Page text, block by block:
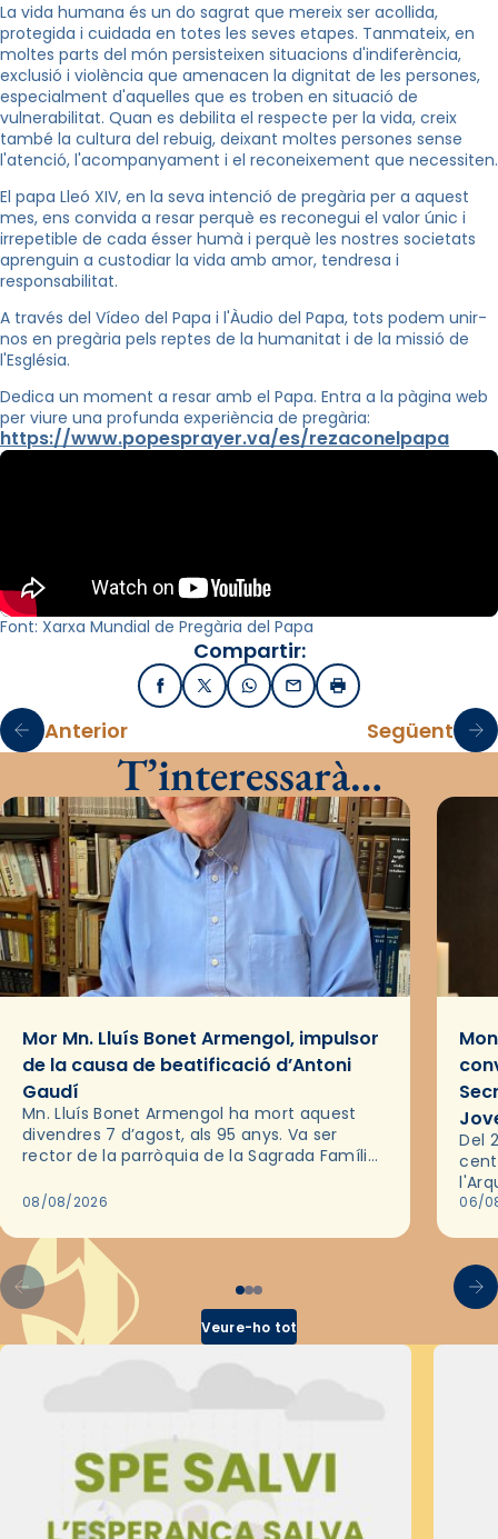
La vida humana és un do sagrat que mereix ser acollida,
protegida i cuidada en totes les seves etapes. Tanmateix, en
moltes parts del món persisteixen situacions d'indiferència,
exclusió i violència que amenacen la dignitat de les persones,
especialment d'aquelles que es troben en situació de
vulnerabilitat. Quan es debilita el respecte per la vida, creix
també la cultura del rebuig, deixant moltes persones sense
l'atenció, l'acompanyament i el reconeixement que necessiten.
El papa Lleó XIV, en la seva intenció de pregària per a aquest
mes, ens convida a resar perquè es reconegui el valor únic i
irrepetible de cada ésser humà i perquè les nostres societats
aprenguin a custodiar la vida amb amor, tendresa i
responsabilitat.
A través del Vídeo del Papa i l'Àudio del Papa, tots podem unir-
nos en pregària pels reptes de la humanitat i de la missió de
l'Església.
Dedica un moment a resar amb el Papa. Entra a la pàgina web
per viure una profunda experiència de pregària:
https://www.popesprayer.va/es/rezaconelpapa
Font: Xarxa Mundial de Pregària del Papa
Compartir:
FacebookX / TwitterWhatsApp
EmailImprimir
Anterior Següent
T’interessarà…
Mor Mn. Lluís Bonet Armengol, impulsor
de la causa de beatificació d’Antoni
Gaudí
Mn. Lluís Bonet Armengol ha mort aquest
divendres 7 d’agost, als 95 anys. Va ser
rector de la parròquia de la Sagrada Família
2018,…
08/08/2026
Del
les
06/
Veure-ho tot